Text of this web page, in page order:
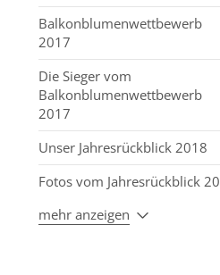
Balkonblumenwettbewerb
2017
Die Sieger vom
Balkonblumenwettbewerb
2017
Unser Jahresrückblick 2018
Fotos vom Jahresrückblick
mehr anzeigen